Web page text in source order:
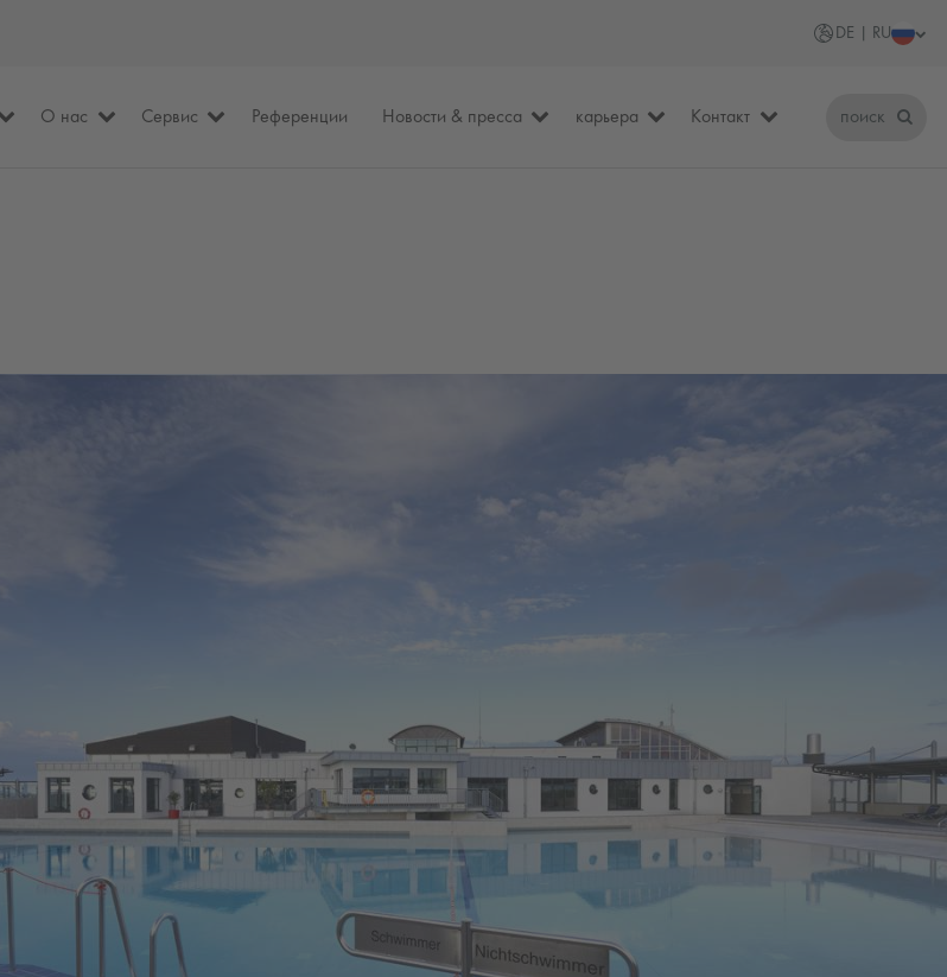
DE | RU
О нас Сервис Референции Новости & пресса карьера Контакт поиск